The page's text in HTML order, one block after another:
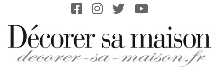
content